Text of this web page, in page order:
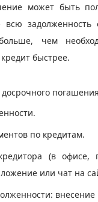
может быть
задолженность
чем
быстрее.
по кредитам.
(в офисе,
или чат на
внесение